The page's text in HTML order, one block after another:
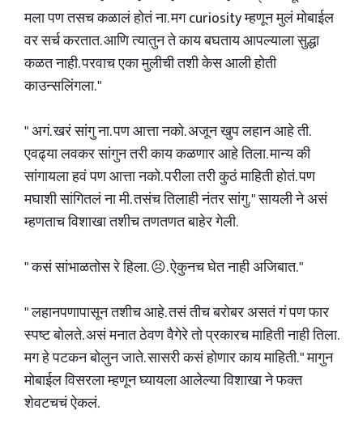
मला पण तसच कळालं होतं ना. मग curiosity म्हणून मुलं मोबाईल
वर सर्च करतात. आणि त्यातुन ते काय बघताय आपल्याला सुद्धा
कळत नाही. परवाच एका मुलीची तशी केस आली होती
काउन्सलिंगला. "
" अगं. खरं सांगु ना. पण आत्ता नको. अजून खुप लहान आहे ती.
एवढ्या लवकर सांगुन तरी काय कळणार आहे तिला. मान्य की
सांगायला हवं पण आत्ता नको. परीला तरी कुठं माहिती होतं. पण
मघाशी सांगितलं ना मी. तसंच तिलाही नंतर सांगु. " सायली ने असं
म्हणताच विशाखा तशीच तणतणत बाहेर गेली.
" कसं सांभाळतोस रे हिला. 😣. ऐकुनच घेत नाही अजिबात. "
" लहानपणापासून तशीच आहे. तसं तीच बरोबर असतं गं पण फार
स्पष्ट बोलते. असं मनात ठेवण वैगेरे तो प्रकारच माहिती नाही तिला.
मग हे पटकन बोलुन जाते. सासरी कसं होणार काय माहिती. " मागुन
मोबाईल विसरला म्हणून घ्यायला आलेल्या विशाखा ने फक्त
शेवटचचं ऐकलं.